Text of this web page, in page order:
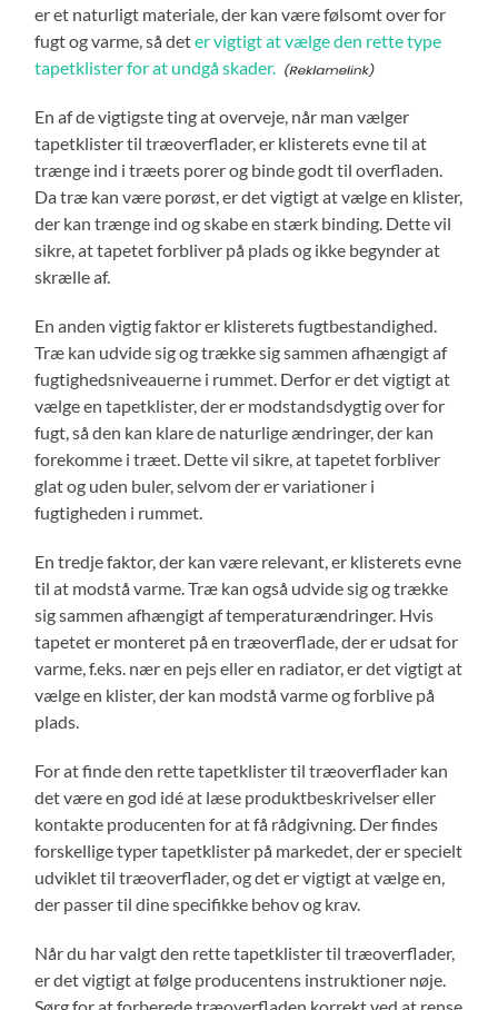
er et naturligt materiale, der kan være følsomt over for
fugt og varme, så deter vigtigt at vælge den rette type
tapetklister for at undgå skader.
En af de vigtigste ting at overveje, når man vælger
tapetklister til træoverflader, er klisterets evne til at
trænge ind i træets porer og binde godt til overfladen.
Da træ kan være porøst, er det vigtigt at vælge en klister,
der kan trænge ind og skabe en stærk binding. Dette vil
sikre, at tapetet forbliver på plads og ikke begynder at
skrælle af.
En anden vigtig faktor er klisterets fugtbestandighed.
Træ kan udvide sig og trække sig sammen afhængigt af
fugtighedsniveauerne i rummet. Derfor er det vigtigt at
vælge en tapetklister, der er modstandsdygtig over for
fugt, så den kan klare de naturlige ændringer, der kan
forekomme i træet. Dette vil sikre, at tapetet forbliver
glat og uden buler, selvom der er variationer i
fugtigheden i rummet.
En tredje faktor, der kan være relevant, er klisterets evne
til at modstå varme. Træ kan også udvide sig og trække
sig sammen afhængigt af temperaturændringer. Hvis
tapetet er monteret på en træoverflade, der er udsat for
varme, f.eks. nær en pejs eller en radiator, er det vigtigt at
vælge en klister, der kan modstå varme og forblive på
plads.
For at finde den rette tapetklister til træoverflader kan
det være en god idé at læse produktbeskrivelser eller
kontakte producenten for at få rådgivning. Der findes
forskellige typer tapetklister på markedet, der er specielt
udviklet til træoverflader, og det er vigtigt at vælge en,
der passer til dine specifikke behov og krav.
Når du har valgt den rette tapetklister til træoverflader,
er det vigtigt at følge producentens instruktioner nøje.